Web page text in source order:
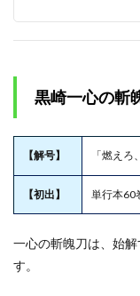
黒崎一心の斬
【解号】 「燃えろ
【初出】 単行本60
一心の斬魄刀は、始
す。